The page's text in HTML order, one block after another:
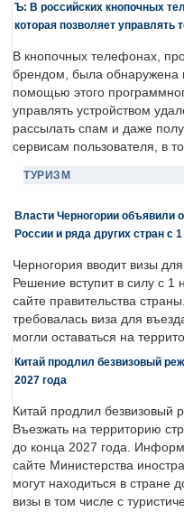
Ъ: В российских кнопочных
которая позволяет управлять
В кнопочных телефонах,
брендом, была обнаружена
помощью этого
управлять устройством
рассылать спам и даже
сервисам пользователя, в
ТУРИЗМ
Власти Черногории объявили
России и ряда других стран с
Черногория вводит визы
Решение вступит в силу с
сайте правительства
требовалась виза для
могли оставаться на
Китай продлил безвизовый
2027 года
Китай продлил безвизовый
Въезжать на территорию
до конца 2027 года.
сайте Министерства
могут находиться в
визы в том числе с